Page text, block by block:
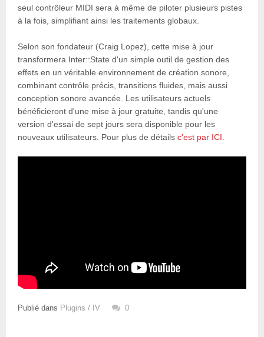
seul contrôleur MIDI sera à même de piloter plusieurs pistes
à la fois, simplifiant ainsi les traitements globaux.
Selon son fondateur (Craig Lopez), cette mise à jour
transformera Inter::State d'un simple outil de gestion des
effets en un véritable environnement de création sonore,
combinant contrôle précis, transitions fluides, mais aussi
conception sonore avancée. Les utilisateurs actuels
bénéficieront d'une mise à jour gratuite, tandis qu'une
version d'essai de sept jours sera disponible pour les
nouveaux utilisateurs. Pour plus de détails c'est par ICI.
Publié dans Plugins / IV 0